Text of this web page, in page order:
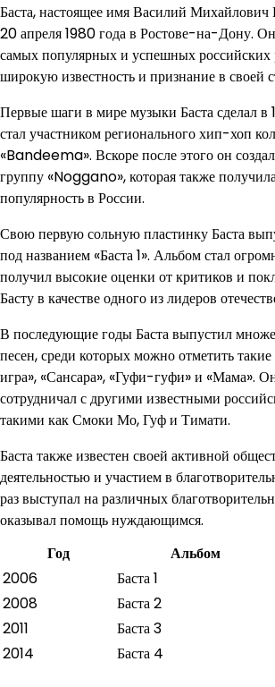
Баста, настоящее имя Василий Михайлович
20 апреля 1980 года в Ростове-на-Дону.
самых популярных и успешных российских
широкую известность и признание в своей
Первые шаги в мире музыки Баста сделал в
стал участником регионального хип-хоп
«Bandeema». Вскоре после этого он
группу «Noggano», которая также
популярность в России.
Свою первую сольную пластинку Баста
под названием «Баста 1». Альбом стал
получил высокие оценки от критиков и
Басту в качестве одного из лидеров
В последующие годы Баста выпустил
песен, среди которых можно отметить
игра», «Сансара», «Гуфи-гуфи» и «Мама».
сотрудничал с другими известными
такими как Смоки Мо, Гуф и Тимати.
Баста также известен своей активной
деятельностью и участием в
раз выступал на различных
оказывал помощь нуждающимся.
Год
Альбом
2006
Баста 1
2008
Баста 2
2011
Баста 3
2014
Баста 4